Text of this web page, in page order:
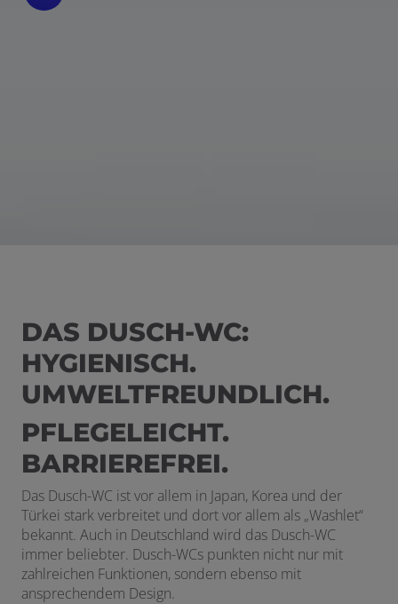
DAS DUSCH-WC:
HYGIENISCH.
UMWELTFREUNDLICH.
PFLEGELEICHT.
BARRIEREFREI.
Das Dusch-WC ist vor allem in Japan, Korea und der
Türkei stark verbreitet und dort vor allem als „Washlet“
bekannt. Auch in Deutschland wird das Dusch-WC
immer beliebter. Dusch-WCs punkten nicht nur mit
zahlreichen Funktionen, sondern ebenso mit
ansprechendem Design.